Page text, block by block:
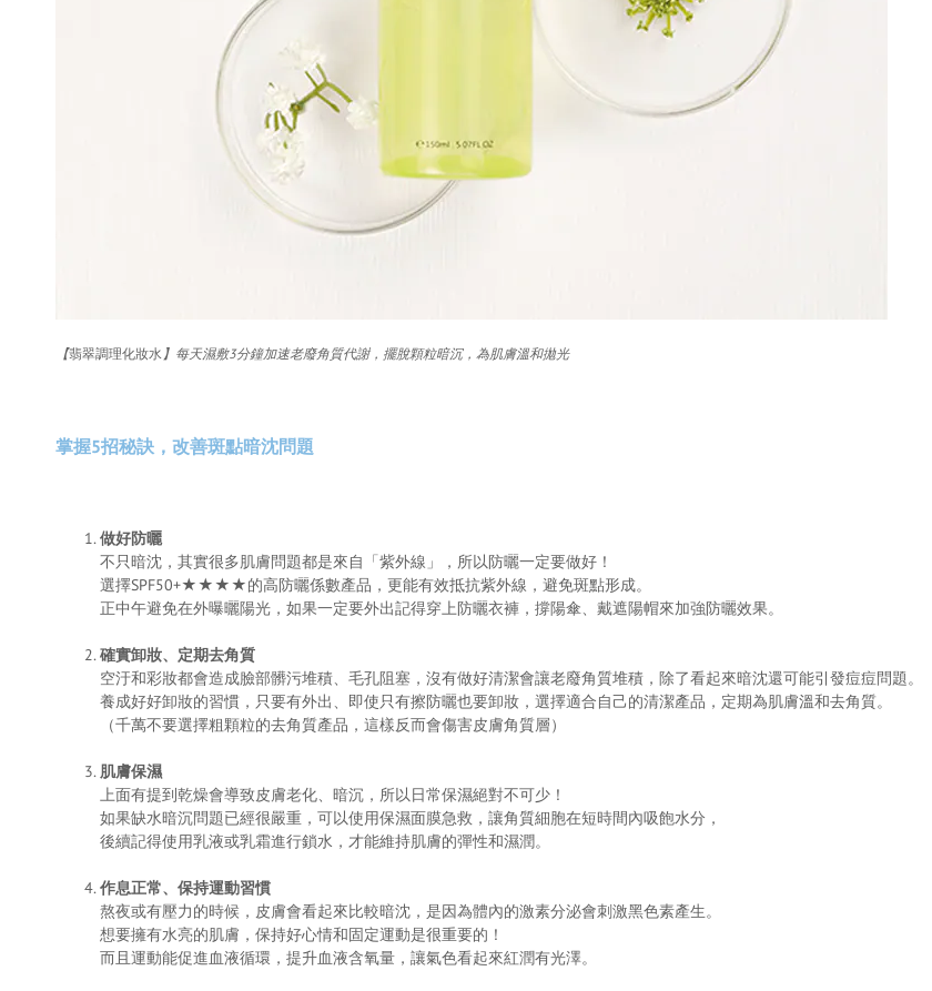
【翡翠調理化妝水】每天濕敷3分鐘加速老廢角質代謝，擺脫顆粒暗沉，為肌膚溫和拋光
掌握5招秘訣，改善斑點暗沈問題
做好防曬
不只暗沈，其實很多肌膚問題都是來自「紫外線」，所以防曬一定要做好！
選擇SPF50+★★★★的高防曬係數產品，更能有效抵抗紫外線，避免斑點形成。
正中午避免在外曝曬陽光，如果一定要外出記得穿上防曬衣褲，撐陽傘、戴遮陽帽來加強防曬效果。
確實卸妝、定期去角質
空汙和彩妝都會造成臉部髒污堆積、毛孔阻塞，沒有做好清潔會讓老廢角質堆積，除了看起來暗沈還可能引發痘痘問題。
養成好好卸妝的習慣，只要有外出、即使只有擦防曬也要卸妝，選擇適合自己的清潔產品，定期為肌膚溫和去角質。
（千萬不要選擇粗顆粒的去角質產品，這樣反而會傷害皮膚角質層）
肌膚保濕
上面有提到乾燥會導致皮膚老化、暗沉，所以日常保濕絕對不可少！
如果缺水暗沉問題已經很嚴重，可以使用保濕面膜急救，讓角質細胞在短時間內吸飽水分，
後續記得使用乳液或乳霜進行鎖水，才能維持肌膚的彈性和濕潤。
作息正常、保持運動習慣
熬夜或有壓力的時候，皮膚會看起來比較暗沈，是因為體內的激素分泌會刺激黑色素產生。
想要擁有水亮的肌膚，保持好心情和固定運動是很重要的！
而且運動能促進血液循環，提升血液含氧量，讓氣色看起來紅潤有光澤。